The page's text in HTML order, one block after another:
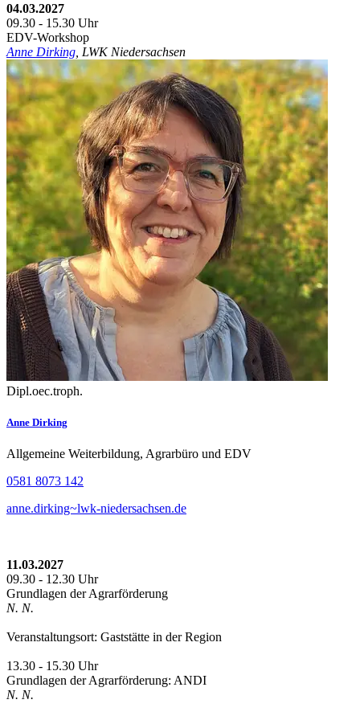
04.03.2027
09.30 - 15.30 Uhr
EDV-Workshop
Anne Dirking , LWK Niedersachsen
Dipl.oec.troph.
Anne Dirking
Allgemeine Weiterbildung, Agrarbüro und EDV
0581 8073 142
anne.dirking~lwk-niedersachsen.de
11.03.2027
09.30 - 12.30 Uhr
Grundlagen der Agrarförderung
N. N.
Veranstaltungsort: Gaststätte in der Region
13.30 - 15.30 Uhr
Grundlagen der Agrarförderung: ANDI
N. N.